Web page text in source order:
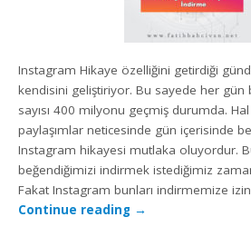
Instagram Hikaye özelliğini getirdiği
kendisini geliştiriyor. Bu sayede her gün
sayısı 400 milyonu geçmiş durumda.
paylaşımlar neticesinde gün içerisinde
Instagram hikayesi mutlaka oluyordur.
beğendiğimizi indirmek istediğimiz
Fakat Instagram bunları indirmemize
Continue reading →